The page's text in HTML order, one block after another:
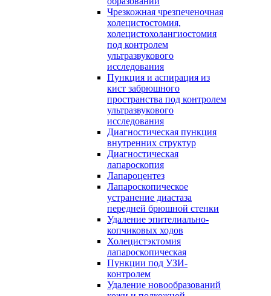
Чрезкожная чрезпеченочная
холецистостомия,
холецистохолангиостомия
под контролем
ультразвукового
исследования
Пункция и аспирация из
кист забрюшного
пространства под контролем
ультразвукового
исследования
Диагностическая пункция
внутренних структур
Диагностическая
лапароскопия
Лапароцентез
Лапароскопическое
устранение диастаза
передней брюшной стенки
Удаление эпителиально-
копчиковых ходов
Холецистэктомия
лапароскопическая
Пункции под УЗИ-
контролем
Удаление новообразований